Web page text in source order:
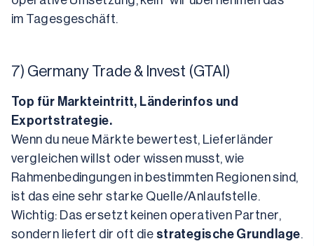
im Tagesgeschäft.
7) Germany Trade & Invest (GTAI)
Top für Markteintritt, Länderinfos und
Exportstrategie.
Wenn du neue Märkte bewertest, Lieferländer
vergleichen willst oder wissen musst, wie
Rahmenbedingungen in bestimmten Regionen sind,
ist das eine sehr starke Quelle/Anlaufstelle.
Wichtig: Das ersetzt keinen operativen Partner,
sondern liefert dir oft die strategische Grundlage.